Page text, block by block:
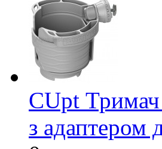
CUpt Тримач
з адаптером